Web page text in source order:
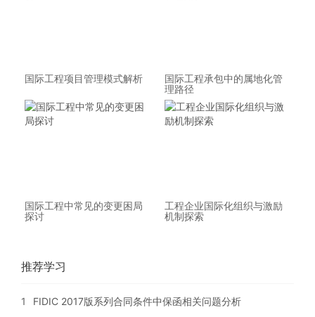
国际工程项目管理模式解析
国际工程承包中的属地化管
理路径
国际工程中常见的变更困局
探讨
工程企业国际化组织与激励
机制探索
推荐学习
1 FIDIC 2017版系列合同条件中保函相关问题分析